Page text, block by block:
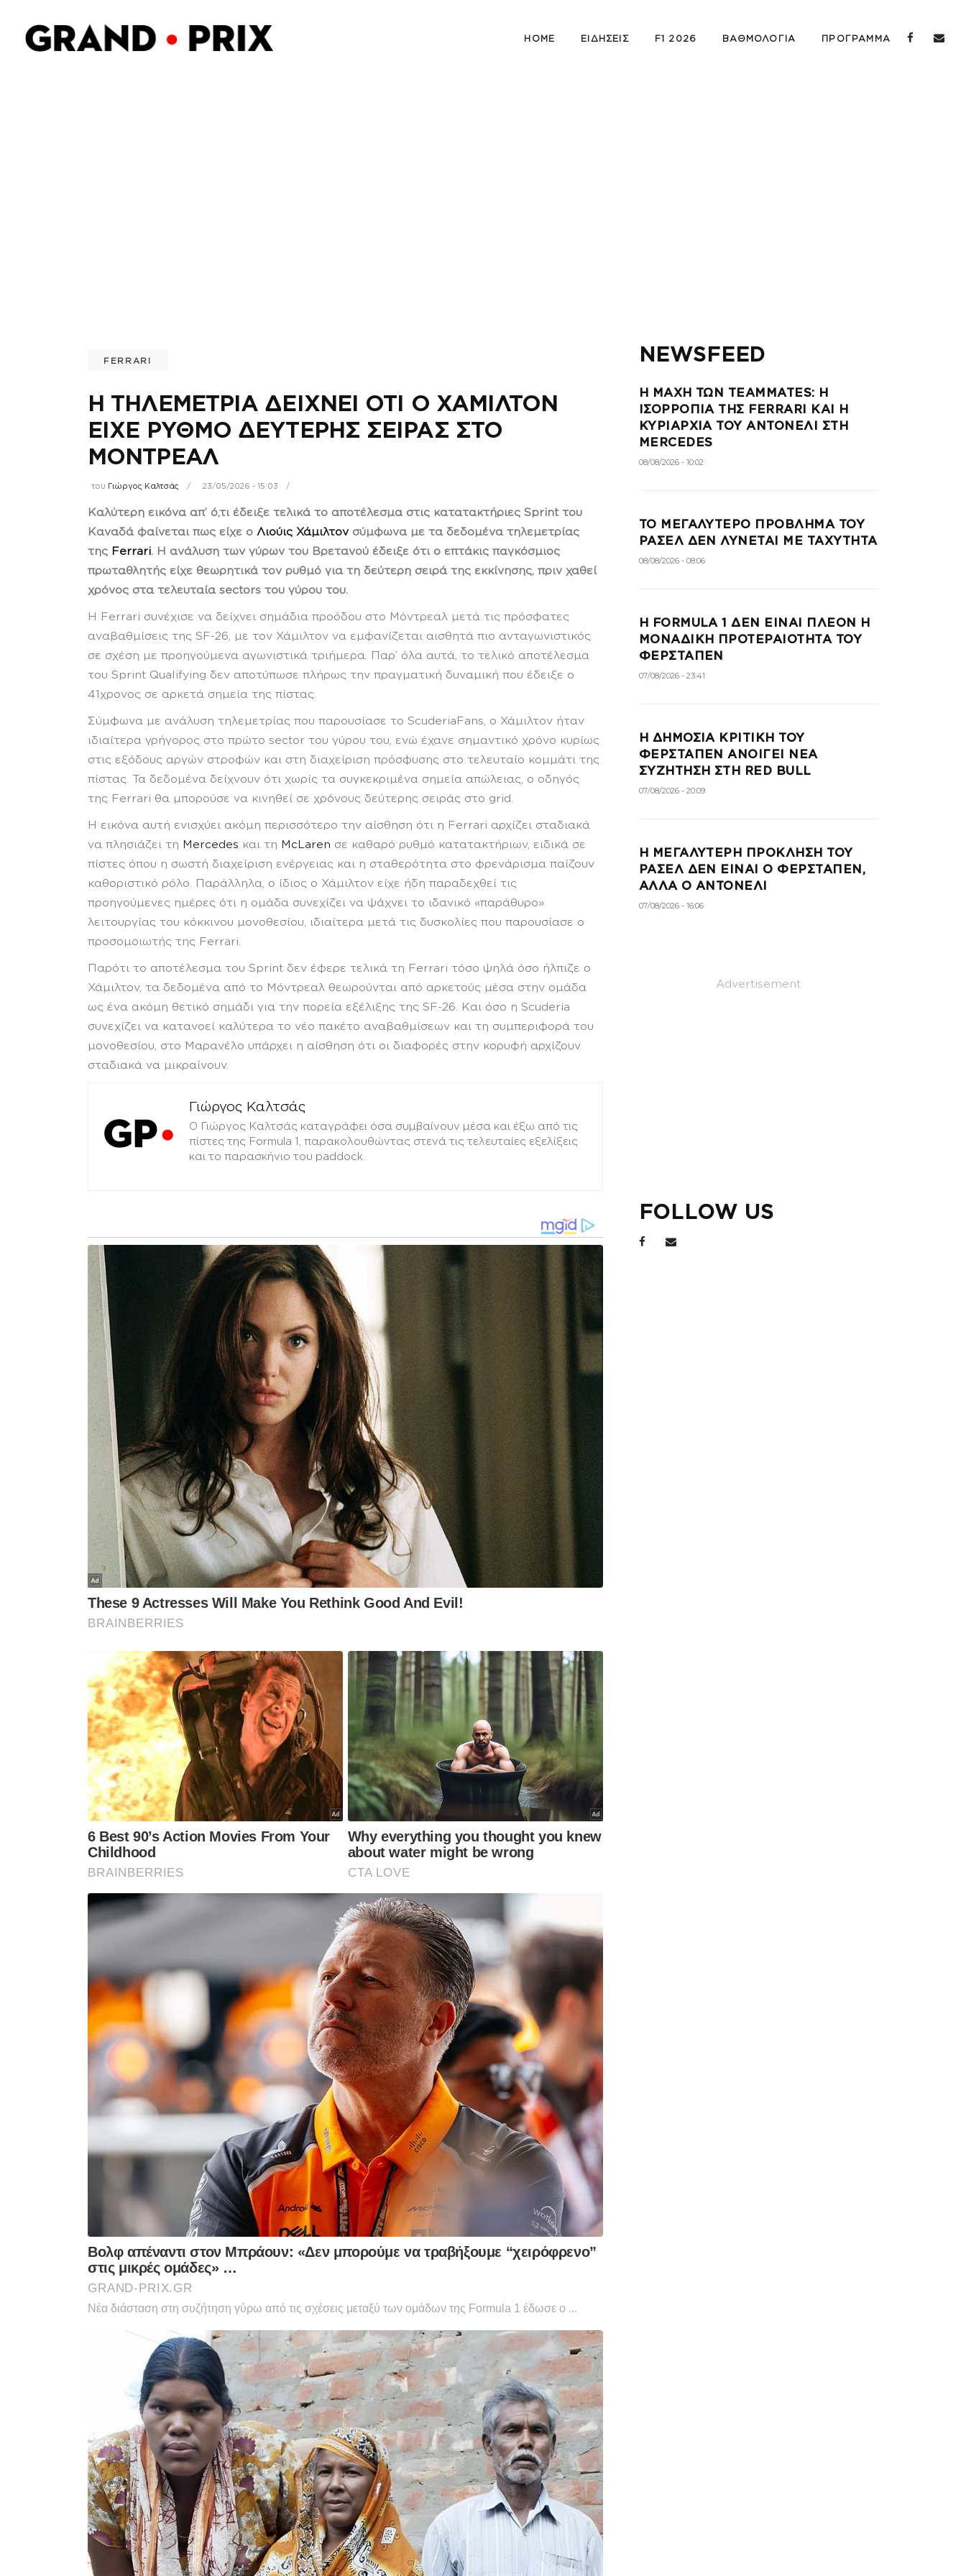
HOME ΕΙΔΗΣΕΙΣ F1 2026 ΒΑΘΜΟΛΟΓΙΑ ΠΡΟΓΡΑΜΜΑ
FERRARI
Η ΤΗΛΕΜΕΤΡΙΑ ΔΕΙΧΝΕΙ ΟΤΙ Ο ΧΑΜΙΛΤΟΝ
ΕΙΧΕ ΡΥΘΜΟ ΔΕΥΤΕΡΗΣ ΣΕΙΡΑΣ ΣΤΟ
ΜΟΝΤΡΕΑΛ
του Γιώργος Καλτσάς 23/05/2026 - 15:03
Καλύτερη εικόνα απ’ ό,τι έδειξε τελικά το αποτέλεσμα στις κατατακτήριες Sprint του
Καναδά φαίνεται πως είχε ο Λιούις Χάμιλτονσύμφωνα με τα δεδομένα τηλεμετρίας
της Ferrari. Η ανάλυση των γύρων του Βρετανού έδειξε ότι ο επτάκις παγκόσμιος
πρωταθλητής είχε θεωρητικά τον ρυθμό για τη δεύτερη σειρά της εκκίνησης, πριν χαθεί
χρόνος στα τελευταία sectors του γύρου του.
Η Ferrari συνέχισε να δείχνει σημάδια προόδου στο Μόντρεαλ μετά τις πρόσφατες
αναβαθμίσεις της SF-26, με τον Χάμιλτον να εμφανίζεται αισθητά πιο ανταγωνιστικός
σε σχέση με προηγούμενα αγωνιστικά τριήμερα. Παρ’ όλα αυτά, το τελικό αποτέλεσμα
του Sprint Qualifying δεν αποτύπωσε πλήρως την πραγματική δυναμική που έδειξε ο
41χρονος σε αρκετά σημεία της πίστας.
Σύμφωνα με ανάλυση τηλεμετρίας που παρουσίασε το ScuderiaFans, ο Χάμιλτον ήταν
ιδιαίτερα γρήγορος στο πρώτο sector του γύρου του, ενώ έχανε σημαντικό χρόνο κυρίως
στις εξόδους αργών στροφών και στη διαχείριση πρόσφυσης στο τελευταίο κομμάτι της
πίστας. Τα δεδομένα δείχνουν ότι χωρίς τα συγκεκριμένα σημεία απώλειας, ο οδηγός
της Ferrari θα μπορούσε να κινηθεί σε χρόνους δεύτερης σειράς στο grid.
Η εικόνα αυτή ενισχύει ακόμη περισσότερο την αίσθηση ότι η Ferrari αρχίζει σταδιακά
να πλησιάζει τη Mercedes και τη McLaren σε καθαρό ρυθμό κατατακτήριων, ειδικά σε
πίστες όπου η σωστή διαχείριση ενέργειας και η σταθερότητα στο φρενάρισμα παίζουν
καθοριστικό ρόλο. Παράλληλα, ο ίδιος ο Χάμιλτον είχε ήδη παραδεχθεί τις
προηγούμενες ημέρες ότι η ομάδα συνεχίζει να ψάχνει το ιδανικό «παράθυρο»
λειτουργίας του κόκκινου μονοθεσίου, ιδιαίτερα μετά τις δυσκολίες που παρουσίασε ο
προσομοιωτής της Ferrari.
Παρότι το αποτέλεσμα του Sprint δεν έφερε τελικά τη Ferrari τόσο ψηλά όσο ήλπιζε ο
Χάμιλτον, τα δεδομένα από το Μόντρεαλ θεωρούνται από αρκετούς μέσα στην ομάδα
ως ένα ακόμη θετικό σημάδι για την πορεία εξέλιξης της SF-26. Και όσο η Scuderia
συνεχίζει να κατανοεί καλύτερα το νέο πακέτο αναβαθμίσεων και τη συμπεριφορά του
μονοθεσίου, στο Μαρανέλο υπάρχει η αίσθηση ότι οι διαφορές στην κορυφή αρχίζουν
σταδιακά να μικραίνουν.
Γιώργος Καλτσάς
Ο Γιώργος Καλτσάς καταγράφει όσα συμβαίνουν μέσα και έξω από τις
πίστες της Formula 1, παρακολουθώντας στενά τις τελευταίες εξελίξεις
και το παρασκήνιο του paddock.
NEWSFEED
Η ΜΑΧΗ ΤΩΝ TEAMMATES: Η
ΙΣΟΡΡΟΠΙΑ ΤΗΣ FERRARI ΚΑΙ Η
ΚΥΡΙΑΡΧΙΑ ΤΟΥ ΑΝΤΟΝΕΛΙ ΣΤΗ
MERCEDES
08/08/2026 - 10:02
ΤΟ ΜΕΓΑΛΥΤΕΡΟ ΠΡΟΒΛΗΜΑ ΤΟΥ
ΡΑΣΕΛ ΔΕΝ ΛΥΝΕΤΑΙ ΜΕ ΤΑΧΥΤΗΤΑ
08/08/2026 - 08:06
Η FORMULA 1 ΔΕΝ ΕΙΝΑΙ ΠΛΕΟΝ Η
ΜΟΝΑΔΙΚΗ ΠΡΟΤΕΡΑΙΟΤΗΤΑ ΤΟΥ
ΦΕΡΣΤΑΠΕΝ
07/08/2026 - 23:41
Η ΔΗΜΟΣΙΑ ΚΡΙΤΙΚΗ ΤΟΥ
ΦΕΡΣΤΑΠΕΝ ΑΝΟΙΓΕΙ ΝΕΑ
ΣΥΖΗΤΗΣΗ ΣΤΗ RED BULL
07/08/2026 - 20:09
Η ΜΕΓΑΛΥΤΕΡΗ ΠΡΟΚΛΗΣΗ ΤΟΥ
ΡΑΣΕΛ ΔΕΝ ΕΙΝΑΙ Ο ΦΕΡΣΤΑΠΕΝ,
ΑΛΛΑ Ο ΑΝΤΟΝΕΛΙ
07/08/2026 - 16:06
Advertisement
FOLLOW US